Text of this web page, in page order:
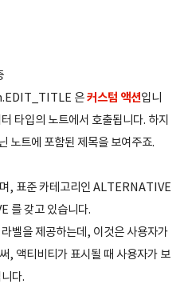
은커스텀 액션입니
타입의 노트에서 호출됩니다. 하지
노트에 포함된 제목을 보여주죠.
, 표준 카테고리인 ALTERNATIVE
를 갖고 있습니다.
벨을 제공하는데, 이것은 사용자가
, 액티비티가 표시될 때 사용자가 보
다.